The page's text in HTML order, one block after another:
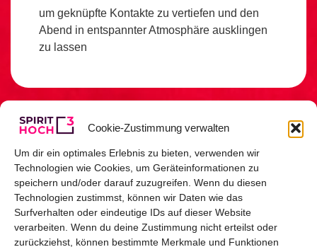
Cookie-Zustimmung verwalten
Um dir ein optimales Erlebnis zu bieten, verwenden wir
Technologien wie Cookies, um Geräteinformationen zu
speichern und/oder darauf zuzugreifen. Wenn du diesen
Technologien zustimmst, können wir Daten wie das
Surfverhalten oder eindeutige IDs auf dieser Website
verarbeiten. Wenn du deine Zustimmung nicht erteilst oder
zurückziehst, können bestimmte Merkmale und Funktionen
um geknüpfte Kontakte zu vertiefen und den
Abend in entspannter Atmosphäre ausklingen
zu lassen